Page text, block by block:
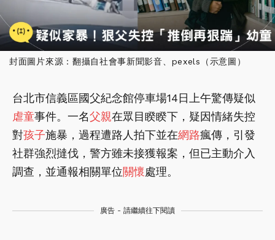
封面圖片來源：翻攝自社會事新聞影音、pexels（示意圖）
台北市信義區國父紀念館停車場14日上午驚傳疑似
虐童事件。一名父親在眾目睽睽下，疑因情緒失控
對孩子施暴，過程遭路人拍下並在網路瘋傳，引發
社群強烈撻伐，警方雖未接獲報案，但已主動介入
調查，並通報相關單位關懷處理。
廣告 - 請繼續往下閱讀